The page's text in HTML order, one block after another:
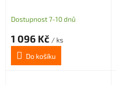
průměr 3 R1,5
Dostupnost 7-10 dnů
1 096 Kč / ks
Do košíku